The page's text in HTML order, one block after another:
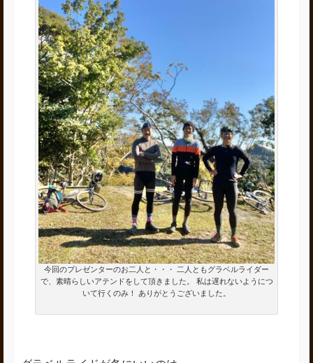
今回のプレゼンターのお二人と・・・ 二人ともグラベルライダー
で、素晴らしいアテンドをして頂きました。 私は遅れないようにつ
いて行くのみ！ ありがとうございました。